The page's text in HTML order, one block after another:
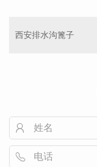
西安排水沟篦子